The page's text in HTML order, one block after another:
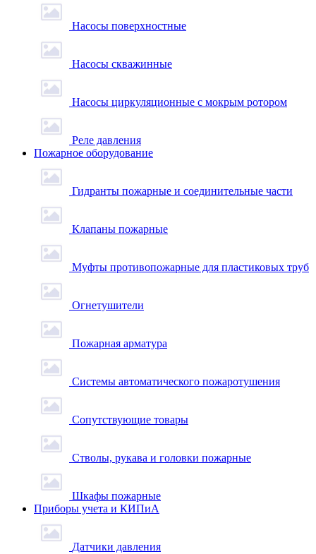
Насосы поверхностные
Насосы скважинные
Насосы циркуляционные с мокрым ротором
Реле давления
Пожарное оборудование
Гидранты пожарные и соединительные части
Клапаны пожарные
Муфты противопожарные для пластиковых труб
Огнетушители
Пожарная арматура
Системы автоматического пожаротушения
Сопутствующие товары
Стволы, рукава и головки пожарные
Шкафы пожарные
Приборы учета и КИПиА
Датчики давления